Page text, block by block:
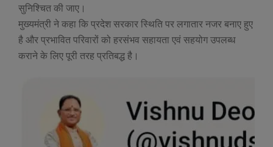
सुनिश्चित की जाए।
मुख्यमंत्री ने कहा कि प्रदेश सरकार स्थिति पर लगातार नजर बनाए हुए
है और प्रभावित परिवारों को हरसंभव सहायता एवं सहयोग उपलब्ध
कराने के लिए पूरी तरह प्रतिबद्ध है।